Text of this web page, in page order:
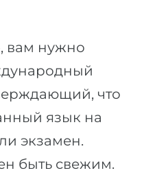
вам нужно
что
язык на
экзамен.
быть свежим.